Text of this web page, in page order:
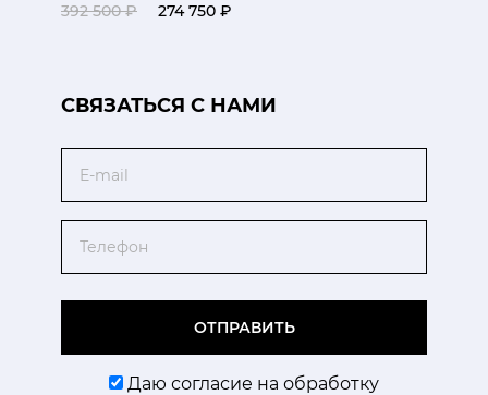
392 500 ₽ 274 750 ₽
CВЯЗАТЬСЯ С НАМИ
ОТПРАВИТЬ
Даю согласие на обработку